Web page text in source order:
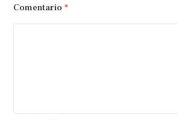
Comentario *